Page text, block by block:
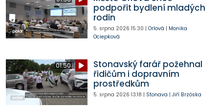
podpořit bydlení mladých
rodin
5. srpna 2026 15:30 | Orlová | Monika
Ociepková
01:50
Stonavský farář požehnal
řidičům i dopravním
prostředkům
5. srpna 2026 13:18 | Stonava | Jiří Brzóska